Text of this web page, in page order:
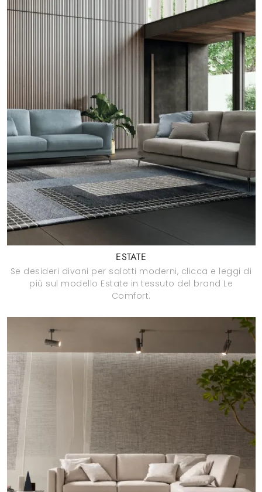
ESTATE
Se desideri divani per salotti moderni, clicca e leggi di
più sul modello Estate in tessuto del brand Le
Comfort.